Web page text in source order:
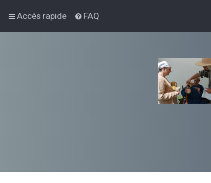
Accès rapide FAQ